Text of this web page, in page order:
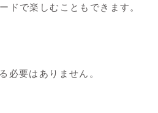
ドで楽しむこともできます。
必要はありません。